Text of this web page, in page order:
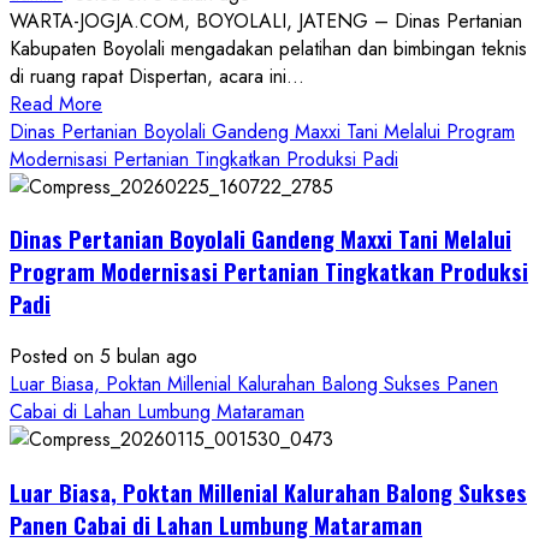
WARTA-JOGJA.COM, BOYOLALI, JATENG – Dinas Pertanian
Kabupaten Boyolali mengadakan pelatihan dan bimbingan teknis
di ruang rapat Dispertan, acara ini...
Read More
more
about
Dinas
Boyolali
Gelar
Singkong
Wujudkan
Ketahanan
Pangan
Petani
Dinas Pertanian Boyolali Gandeng Maxxi Tani Melalui Program
Modernisasi Pertanian Tingkatkan Produksi Padi
Dinas Pertanian Boyolali Gandeng Maxxi Tani Melalui
Program Modernisasi Pertanian Tingkatkan Produksi
Padi
Posted on 5 bulan ago
Luar Biasa, Poktan Millenial Kalurahan Balong Sukses Panen
Cabai di Lahan Lumbung Mataraman
Luar Biasa, Poktan Millenial Kalurahan Balong Sukses
Panen Cabai di Lahan Lumbung Mataraman